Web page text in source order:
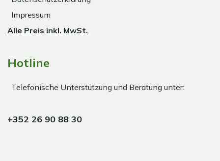
Impressum
Alle Preis inkl. MwSt.
Hotline
Telefonische Unterstützung und Beratung unter:
+352 26 90 88 30